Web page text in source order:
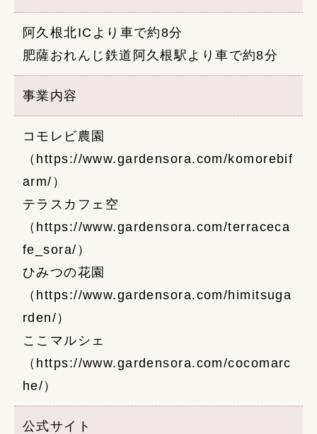
阿久根北ICより車で約8分
肥薩おれんじ鉄道阿久根駅より車で約8分
事業内容
コモレビ農園
（ https://www.gardensora.com/komorebif
arm/ ）
テラスカフェ空
（ https://www.gardensora.com/terraceca
fe_sora/ ）
ひみつの花園
（ https://www.gardensora.com/himitsuga
rden/ ）
ここマルシェ
（ https://www.gardensora.com/cocomarc
he/ ）
公式サイト